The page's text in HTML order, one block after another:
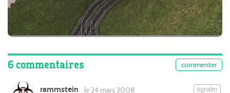
6 commentaires commenter
rammstein le 24 mars 2008 signaler